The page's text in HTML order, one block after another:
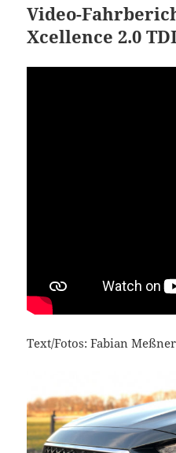
Video-
Xcellence 2.0
Text/Fotos: Fabian Meßner